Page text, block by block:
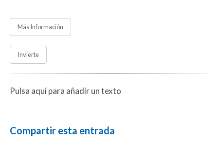
Más Información
Invierte
Pulsa aquí para añadir un texto
Compartir esta entrada